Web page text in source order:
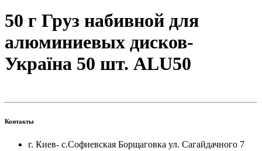
50 г Груз набивной для
алюминиевых дисков-
Україна 50 шт. ALU50
Контакты
г. Киев- с.Софиевская Борщаговка ул. Сагайдачного 7